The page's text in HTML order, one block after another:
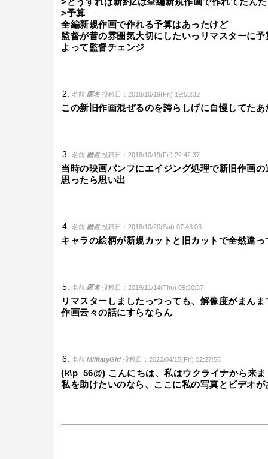
>予算
全編新規作画で作れる予算はあったけど
監督が昔の雰囲気大切にしたいっリマスターに
よって監督チェンジ
名前:匿名 投稿日：2018/10/19(Fri) 19:53:32
この新旧作画混ぜるのを誇らしげに自慢してた
名前:匿名 投稿日：2018/10/19(Fri) 22:42:37
当時の映画パンフにエイジング処理で新旧作画
思ったら思い出
名前:匿名 投稿日：2018/10/20(Sat) 07:43:03
キャラの絵柄が新規カットと旧カットで全然違
名前:匿名 投稿日：2019/11/14(Thu) 09:30:37
リマスターしましたっつっても、解像度がまん
作画云々の話にすらならん
名前:MilitaryGirl 投稿日：2022/04/15(Fri) 02:27:56
(k\p_56@) こんにちは、私はウクライナから来
私を助けたいのなら、ここに私の写真とビデオ